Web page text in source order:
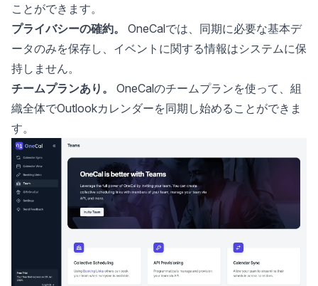
ことができます。
プライバシーの確約。
OneCalでは、同期に必要な基本デ
ータのみを保存し、イベントに関する情報はシステムに保
持しません。
チームプランあり。
OneCalのチームプランを使って、組
織全体でOutlookカレンダーを同期し始めることができま
す。